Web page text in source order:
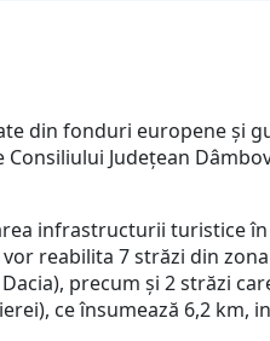
fonduri europene și
Consiliului Județean
infrastructurii turistice în
reabilita 7 străzi din
precum și 2 străzi
ce însumează 6,2